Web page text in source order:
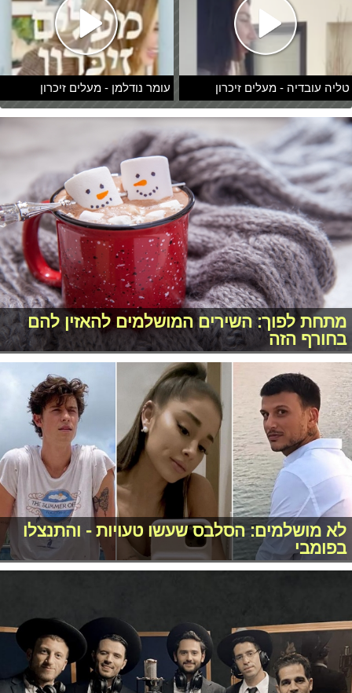
טליה עובדיה - מעלים זיכרון עומר נודלמן - מעלים זיכרון
מתחת לפוך: השירים המושלמים להאזין להם
בחורף הזה
לא מושלמים: הסלבס שעשו טעויות - והתנצלו
בפומבי